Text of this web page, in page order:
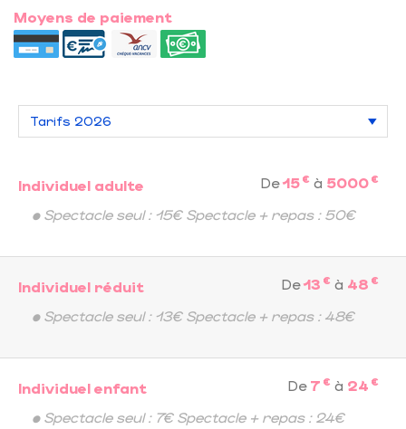
Moyens de paiement
Individuel adulte De15 € à 5000 €
• Spectacle seul : 15€ Spectacle + repas : 50€
Individuel réduit De13 € à 48 €
• Spectacle seul : 13€ Spectacle + repas : 48€
Individuel enfant De 7 € à 24 €
• Spectacle seul : 7€ Spectacle + repas : 24€